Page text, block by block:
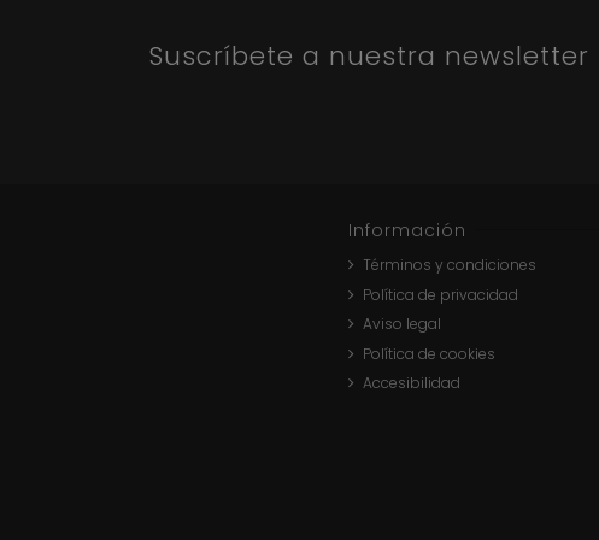
Suscríbete a nuestra newsletter
Información
Términos y condiciones
Política de privacidad
Aviso legal
Política de cookies
Accesibilidad